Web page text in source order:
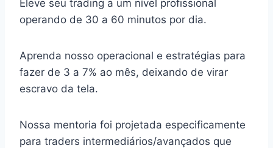
Eleve seu trading a um nível profissional
operando de 30 a 60 minutos por dia.
Aprenda nosso operacional e estratégias para
fazer de 3 a 7% ao mês, deixando de virar
escravo da tela.
Nossa mentoria foi projetada especificamente
para traders intermediários/avançados que